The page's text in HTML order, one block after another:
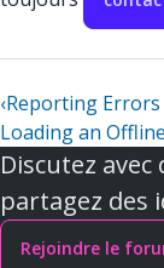
‹Reporting
Loading an
Discutez
partagez des
Rejoindre le